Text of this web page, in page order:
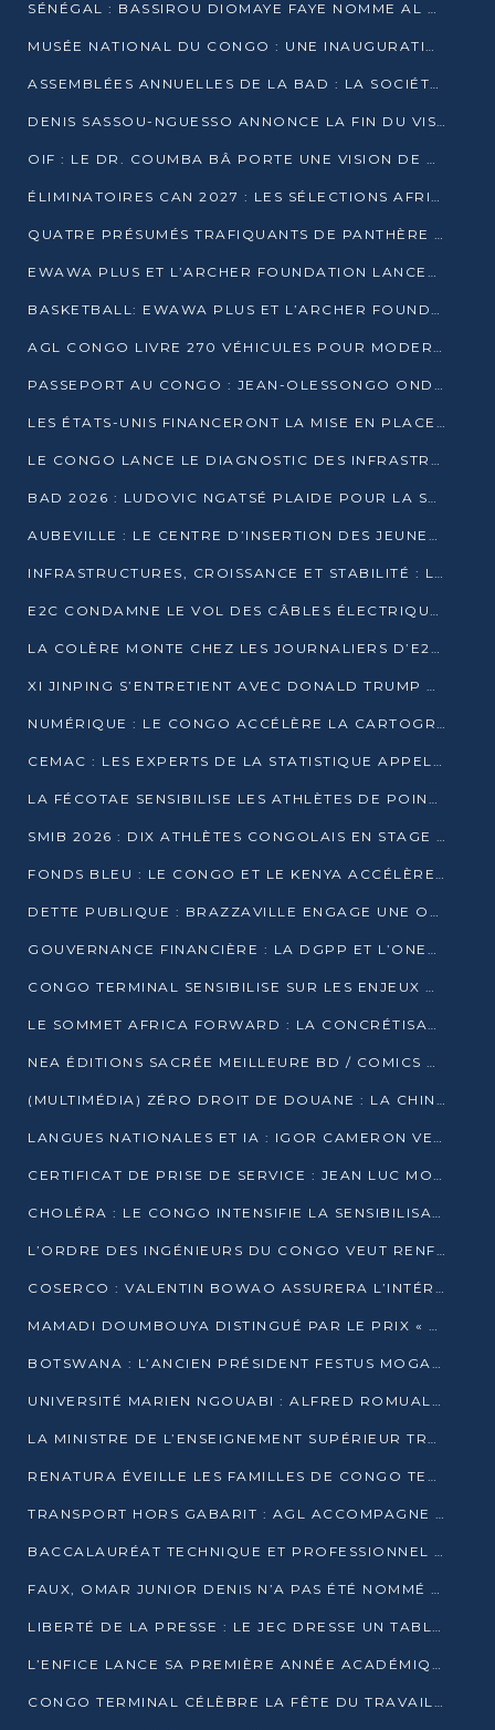
SÉNÉGAL : BASSIROU DIOMAYE FAYE NOMME AL AMINOU LÔ PREMIER MINISTRE
MUSÉE NATIONAL DU CONGO : UNE INAUGURATION PORTEUSE D’ESPOIR POUR LA CULTURE
ASSEMBLÉES ANNUELLES DE LA BAD : LA SOCIÉTÉ CIVILE CONGOLAISE À LA RECHERCHE DE PARTENAIRES POUR SES PROJETS
DENIS SASSOU-NGUESSO ANNONCE LA FIN DU VISA POUR LES AFRICAINS EN 2027
OIF : LE DR. COUMBA BÂ PORTE UNE VISION DE DIALOGUE, DE STABILITÉ ET DE RÉFORME À LA TÊTE
ÉLIMINATOIRES CAN 2027 : LES SÉLECTIONS AFRICAINES CONNAISSENT LEURS ADVERSAIRES
QUATRE PRÉSUMÉS TRAFIQUANTS DE PANTHÈRE ARRÊTÉS À EWO
EWAWA PLUS ET L’ARCHER FOUNDATION LANCENT UN CAMP DE BASKET POUR LES JEUNES À BRAZZAVILLE
BASKETBALL: EWAWA PLUS ET L’ARCHER FOUNDATION LANCENT UN CAMP POUR LES JEUNES
AGL CONGO LIVRE 270 VÉHICULES POUR MODERNISER LE TRANSPORT URBAIN
PASSEPORT AU CONGO : JEAN-OLESSONGO ONDAYE VEUT METTRE FIN AUX LENTEURS ADMINISTRATIVES
LES ÉTATS-UNIS FINANCERONT LA MISE EN PLACE DE JUSQU’À 50 CLINIQUES DE LUTTE CONTRE L’EBOLA
LE CONGO LANCE LE DIAGNOSTIC DES INFRASTRUCTURES SPORTIVES DU COMPLEXE DE KINTÉLÉ
BAD 2026 : LUDOVIC NGATSÉ PLAIDE POUR LA SOUVERAINETÉ FINANCIÈRE AFRICAINE
AUBEVILLE : LE CENTRE D’INSERTION DES JEUNES PRÊT À OUVRIR SES PORTES
INFRASTRUCTURES, CROISSANCE ET STABILITÉ : LA GUINÉE AFFÛTE SES AMBITIONS
E2C CONDAMNE LE VOL DES CÂBLES ÉLECTRIQUES APRÈS UNE VIDÉO VIRALE
LA COLÈRE MONTE CHEZ LES JOURNALIERS D’E2C QUI DÉNONCENT 20 ANS DE PRÉCARITÉ
XI JINPING S’ENTRETIENT AVEC DONALD TRUMP À BEIJING
NUMÉRIQUE : LE CONGO ACCÉLÈRE LA CARTOGRAPHIE DE SES INFRASTRUCTURES DIGITALES
CEMAC : LES EXPERTS DE LA STATISTIQUE APPELLENT À RENFORCER LA SÉCURISATION DES DONNÉES
LA FÉCOTAE SENSIBILISE LES ATHLÈTES DE POINTE-NOIRE À L’HYGIÈNE ALIMENTA
SMIB 2026 : DIX ATHLÈTES CONGOLAIS EN STAGE AU KENYA
FONDS BLEU : LE CONGO ET LE KENYA ACCÉLÈRENT LA MOBILISATION DES FINANCEMENTS
DETTE PUBLIQUE : BRAZZAVILLE ENGAGE UNE OPÉRATION DE RACHAT DE 575 MILLIONS DE DOLLARS
GOUVERNANCE FINANCIÈRE : LA DGPP ET L’ONEC-C VERS UN PARTENARIAT POUR ASSAINIR LES ENTREPRISES PUBLIQUES
CONGO TERMINAL SENSIBILISE SUR LES ENJEUX DE LA SANTÉ MENTALE EN
LE SOMMET AFRICA FORWARD : LA CONCRÉTISATION DE PARTENARIATS ÉQUILIBRÉS ET TOURNÉS VERS L’AVENIR ENTRE LE CONTINENT AFRICAIN ET LA FRANCE
NEA ÉDITIONS SACRÉE MEILLEURE BD / COMICS D’AFRIQUE AU KENYA
(MULTIMÉDIA) ZÉRO DROIT DE DOUANE : LA CHINE ET L’AFRIQUE VERS UNE PROXIMITÉ SANS PRÉCÉDENT (PAPIER GÉNÉRAL)
LANGUES NATIONALES ET IA : IGOR CAMERON VEUT ARRIMER LA STRATÉGIE IA À LA LOI SUR LA RECHERCHE
CERTIFICAT DE PRISE DE SERVICE : JEAN LUC MOUTHOU DÉMENT UNE « FAKE NEWS »
CHOLÉRA : LE CONGO INTENSIFIE LA SENSIBILISATION AU MARCHÉ DE TALANGAÏ
L’ORDRE DES INGÉNIEURS DU CONGO VEUT RENFORCER L’ÉTHIQUE ET LA CRÉDIBILITÉ DE LA PROFESSION
COSERCO : VALENTIN BOWAO ASSURERA L’INTÉRIM À LA TÊTE DU BUREAU EXÉCUTIF NATIONAL
MAMADI DOUMBOUYA DISTINGUÉ PAR LE PRIX « SUPER GRAND BÂTISSEUR BABACAR N’DIAYE »
BOTSWANA : L’ANCIEN PRÉSIDENT FESTUS MOGAE EST MORT À 86 ANS
UNIVERSITÉ MARIEN NGOUABI : ALFRED ROMUALD NGUYA POATY SOUTIENT UNE THÈSE SUR LE PARADOXE DE LA CROISSANCE EN ZONE CEMAC
LA MINISTRE DE L’ENSEIGNEMENT SUPÉRIEUR TRACE SA FEUILLE DE ROUTE
RENATURA ÉVEILLE LES FAMILLES DE CONGO TERMINAL À LA PROTECTION DE L’ENVIRONNEMENT
TRANSPORT HORS GABARIT : AGL ACCOMPAGNE LE DÉVELOPPEMENT DU SECTEUR BRASSICOLE AU CONGO
BACCALAURÉAT TECHNIQUE ET PROFESSIONNEL : 16 352 CANDIDATS LANCÉS DANS LES ÉPREUVES D’EPS
FAUX, OMAR JUNIOR DENIS N’A PAS ÉTÉ NOMMÉ AIDE DE CAMP ADJOINT DE DENIS SASSOU NGUESSO
LIBERTÉ DE LA PRESSE : LE JEC DRESSE UN TABLEAU PRÉOCCUPANT AU CONGO
L’ENFICE LANCE SA PREMIÈRE ANNÉE ACADÉMIQUE AVEC 100 FUTURS ENSEIGNANTS
CONGO TERMINAL CÉLÈBRE LA FÊTE DU TRAVAIL AVEC SES COLLABORATEURS À POINTE-NOIRE